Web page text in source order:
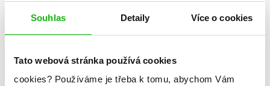
Souhlas Detaily Více o cookies
Tato webová stránka používá cookies
cookies? Používáme je třeba k tomu, abychom Vám